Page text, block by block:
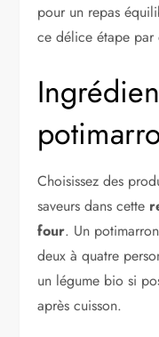
pour un repas
ce délice étape par
Choisissez des
saveurs dans cette
four. Un
deux à quatre
un légume bio si
après cuisson.